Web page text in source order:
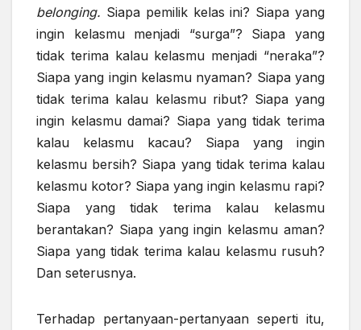
belonging. Siapa pemilik kelas ini? Siapa yang
ingin kelasmu menjadi “surga”? Siapa yang
tidak terima kalau kelasmu menjadi “neraka”?
Siapa yang ingin kelasmu nyaman? Siapa yang
tidak terima kalau kelasmu ribut? Siapa yang
ingin kelasmu damai? Siapa yang tidak terima
kalau kelasmu kacau? Siapa yang ingin
kelasmu bersih? Siapa yang tidak terima kalau
kelasmu kotor? Siapa yang ingin kelasmu rapi?
Siapa yang tidak terima kalau kelasmu
berantakan? Siapa yang ingin kelasmu aman?
Siapa yang tidak terima kalau kelasmu rusuh?
Dan seterusnya.
Terhadap pertanyaan-pertanyaan seperti itu,